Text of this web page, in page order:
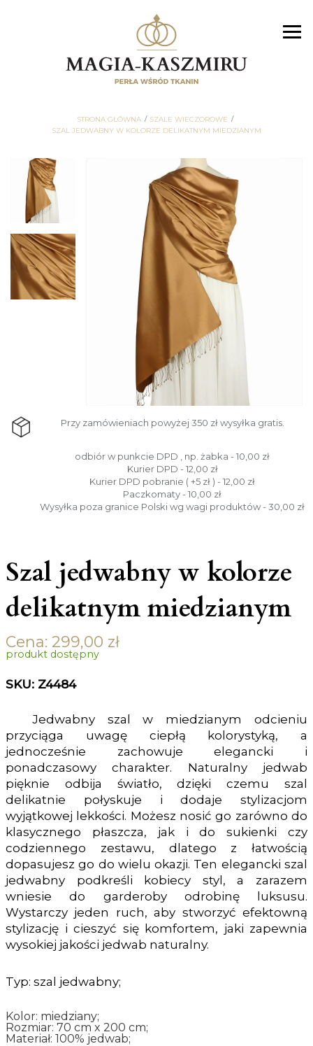
STRONA GŁÓWNA
SZALE WIECZOROWE
SZAL JEDWABNY W KOLORZE DELIKATNYM MIEDZIANYM
Przy zamówieniach powyżej 350 zł wysyłka gratis.
odbiór w punkcie DPD , np. żabka - 10,00 zł
Kurier DPD - 12,00 zł
Kurier DPD pobranie ( +5 zł ) - 12,00 zł
Paczkomaty - 10,00 zł
Wysyłka poza granice Polski wg wagi produktów - 30,00 zł
Szal jedwabny w kolorze
delikatnym miedzianym
Cena: 299,00 zł
produkt dostępny
SKU: Z4484
Jedwabny szal w miedzianym odcieniu
przyciąga uwagę ciepłą kolorystyką, a
jednocześnie zachowuje elegancki i
ponadczasowy charakter. Naturalny jedwab
pięknie odbija światło, dzięki czemu szal
delikatnie połyskuje i dodaje stylizacjom
wyjątkowej lekkości. Możesz nosić go zarówno do
klasycznego płaszcza, jak i do sukienki czy
codziennego zestawu, dlatego z łatwością
dopasujesz go do wielu okazji. Ten elegancki szal
jedwabny podkreśli kobiecy styl, a zarazem
wniesie do garderoby odrobinę luksusu.
Wystarczy jeden ruch, aby stworzyć efektowną
stylizację i cieszyć się komfortem, jaki zapewnia
wysokiej jakości jedwab naturalny.
Typ: szal jedwabny;
Kolor: miedziany;
Rozmiar: 70 cm x 200 cm;
Materiał: 100% jedwab;